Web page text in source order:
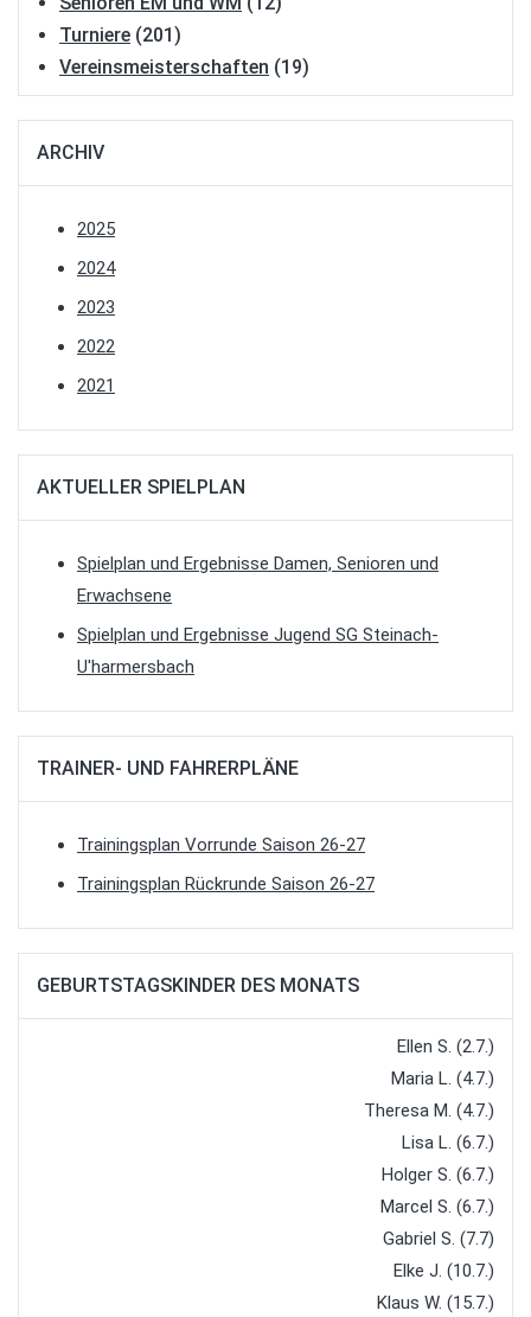
Turniere (201)
Vereinsmeisterschaften (19)
ARCHIV
2025
2024
2023
2022
2021
AKTUELLER SPIELPLAN
Spielplan und Ergebnisse Damen, Senioren und
Erwachsene
Spielplan und Ergebnisse Jugend SG Steinach-
U'harmersbach
TRAINER- UND FAHRERPLÄNE
Trainingsplan Vorrunde Saison 26-27
Trainingsplan Rückrunde Saison 26-27
GEBURTSTAGSKINDER DES MONATS
Ellen S. (2.7.)
Maria L. (4.7.)
Theresa M. (4.7.)
Lisa L. (6.7.)
Holger S. (6.7.)
Marcel S. (6.7.)
Gabriel S. (7.7)
Elke J. (10.7.)
Klaus W. (15.7.)